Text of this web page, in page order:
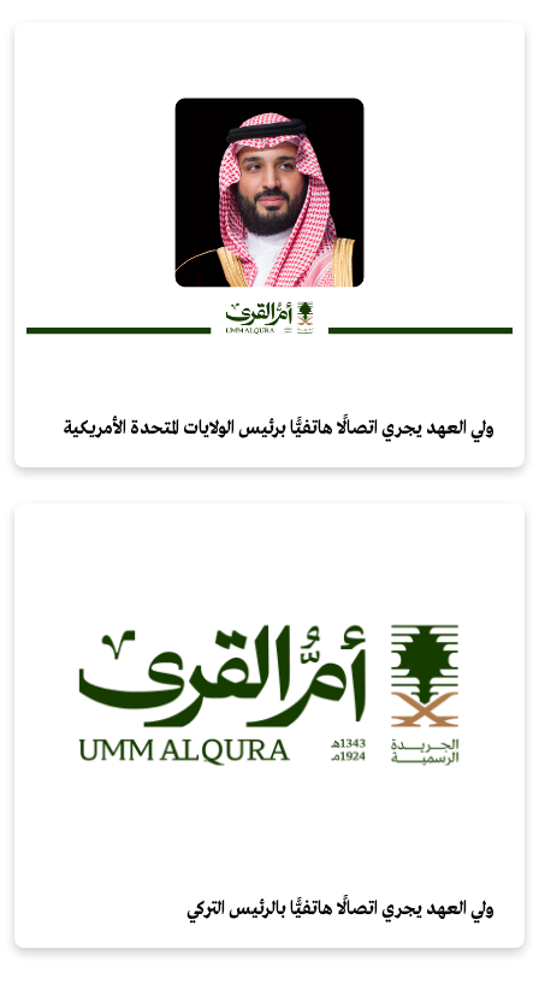
ولي العهد يجري اتصالًا هاتفيًّا برئيس الولايات المتحدة الأمريكية
ولي العهد يجري اتصالًا هاتفيًّا بالرئيس التركي